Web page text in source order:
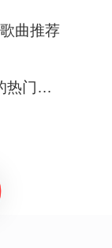
曲推荐
精选 | 网易云超火超好听的热门歌曲